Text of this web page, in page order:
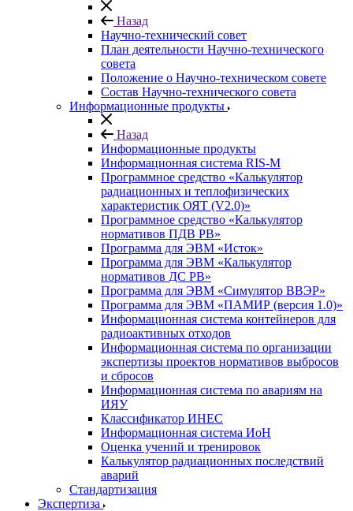
Назад
Научно-технический совет
План деятельности Научно-технического
совета
Положение о Научно-техническом совете
Состав Научно-технического совета
Информационные продукты
Назад
Информационные продукты
Информационная система RIS-M
Программное средство «Калькулятор
радиационных и теплофизических
характеристик ОЯТ (V2.0)»
Программное средство «Калькулятор
нормативов ПДВ РВ»
Программа для ЭВМ «Исток»
Программа для ЭВМ «Калькулятор
нормативов ДС РВ»
Программа для ЭВМ «Симулятор ВВЭР»
Программа для ЭВМ «ПАМИР (версия 1.0)»
Информационная система контейнеров для
радиоактивных отходов
Информационная система по организации
экспертизы проектов нормативов выбросов
и сбросов
Информационная система по авариям на
ИЯУ
Классификатор ИНЕС
Информационная система ИоН
Оценка учений и тренировок
Калькулятор радиационных последствий
аварий
Стандартизация
Экспертиза